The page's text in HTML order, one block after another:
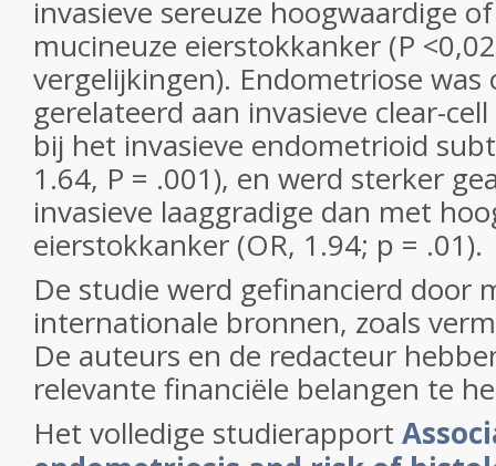
invasieve sereuze hoogwaardige
mucineuze eierstokkanker (P
vergelijkingen). Endometriose was
gerelateerd aan invasieve clear-
bij het invasieve endometrioid
1.64, P = .001), en werd sterker
invasieve laaggradige dan met
eierstokkanker (OR, 1.94; p = .01).
De studie werd gefinancierd door
internationale bronnen, zoals
De auteurs en de redacteur
relevante financiële belangen te
Het volledige studierapport